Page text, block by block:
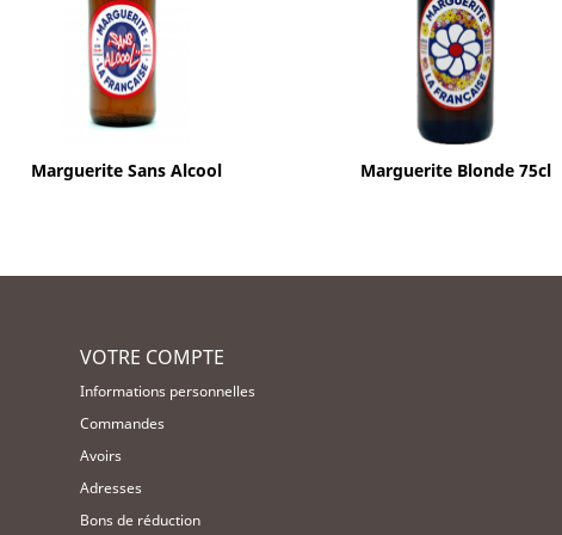
Marguerite Sans Alcool
Aperçu rapide Marguerite Blonde 75cl
Aperçu rapide
VOTRE COMPTE
Informations personnelles
Commandes
Avoirs
Adresses
Bons de réduction